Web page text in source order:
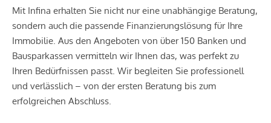
Mit Infina erhalten Sie nicht nur eine unabhängige Beratung,
sondern auch die passende Finanzierungslösung für Ihre
Immobilie. Aus den Angeboten von über 150 Banken und
Bausparkassen vermitteln wir Ihnen das, was perfekt zu
Ihren Bedürfnissen passt. Wir begleiten Sie professionell
und verlässlich – von der ersten Beratung bis zum
erfolgreichen Abschluss.